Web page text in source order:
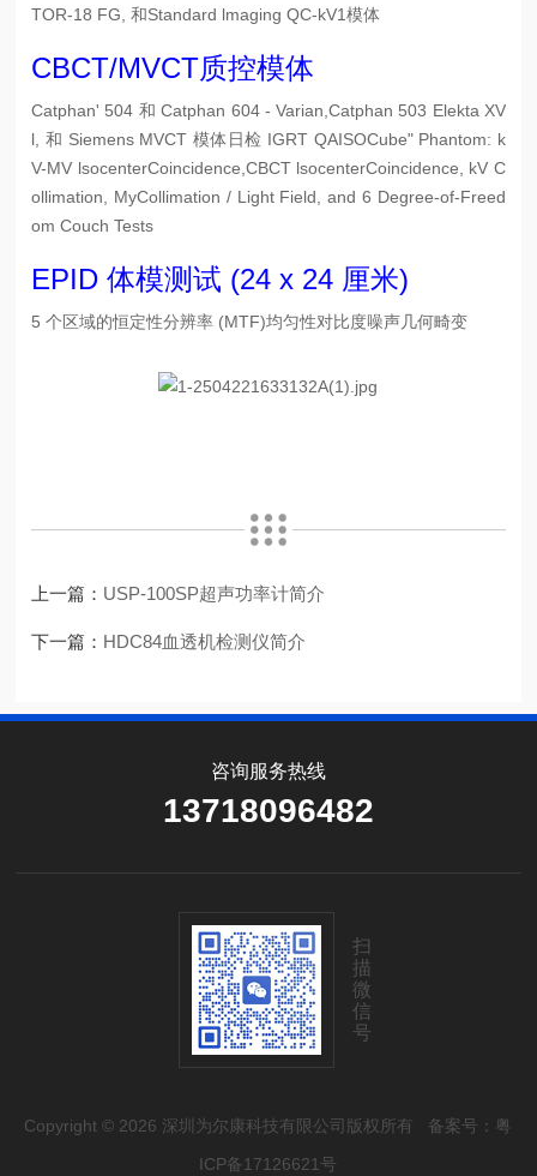
TOR-18 FG , 和Standard lmaging QC-kV1模体
CBCT/MVCT质控模体
Catphan' 504 和Catphan 604- Varian,Catphan 503 Elekta XV
l, 和 Siemens MVCT 模体日检 IGRT QAISOCube" Phantom: k
V-MV lsocenterCoincidence, CBCT lsocenterCoincidence, kV C
ollimation, MyCollimation / Light Field, and 6 Degree-of-Freed
om Couch Tests
EPID 体模测试 (24 x 24 厘米)
5 个区域的恒定性分辨率 (MTF)均匀性对比度噪声几何畸变
上一篇： USP-100SP超声功率计简介
下一篇： HDC84血透机检测仪简介
咨询服务热线
13718096482
扫
描
微
信
号
Copyright © 2026 深圳为尔康科技有限公司版权所有 备案号：粤
ICP备17126621号